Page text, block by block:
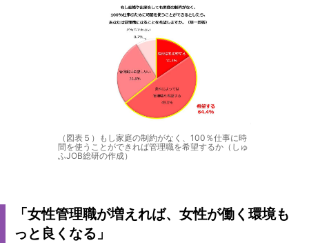
（図表５）もし家庭の制約がなく、100％仕事に時
間を使うことができれば管理職を希望するか（しゅ
ふJOB総研の作成）
「女性管理職が増えれば、女性が働く環境も
っと良くなる」